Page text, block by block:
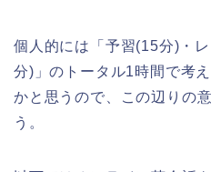
個人的には「予習(15分)・
分)」のトータル1時間で考
かと思うので、この辺りの
う。